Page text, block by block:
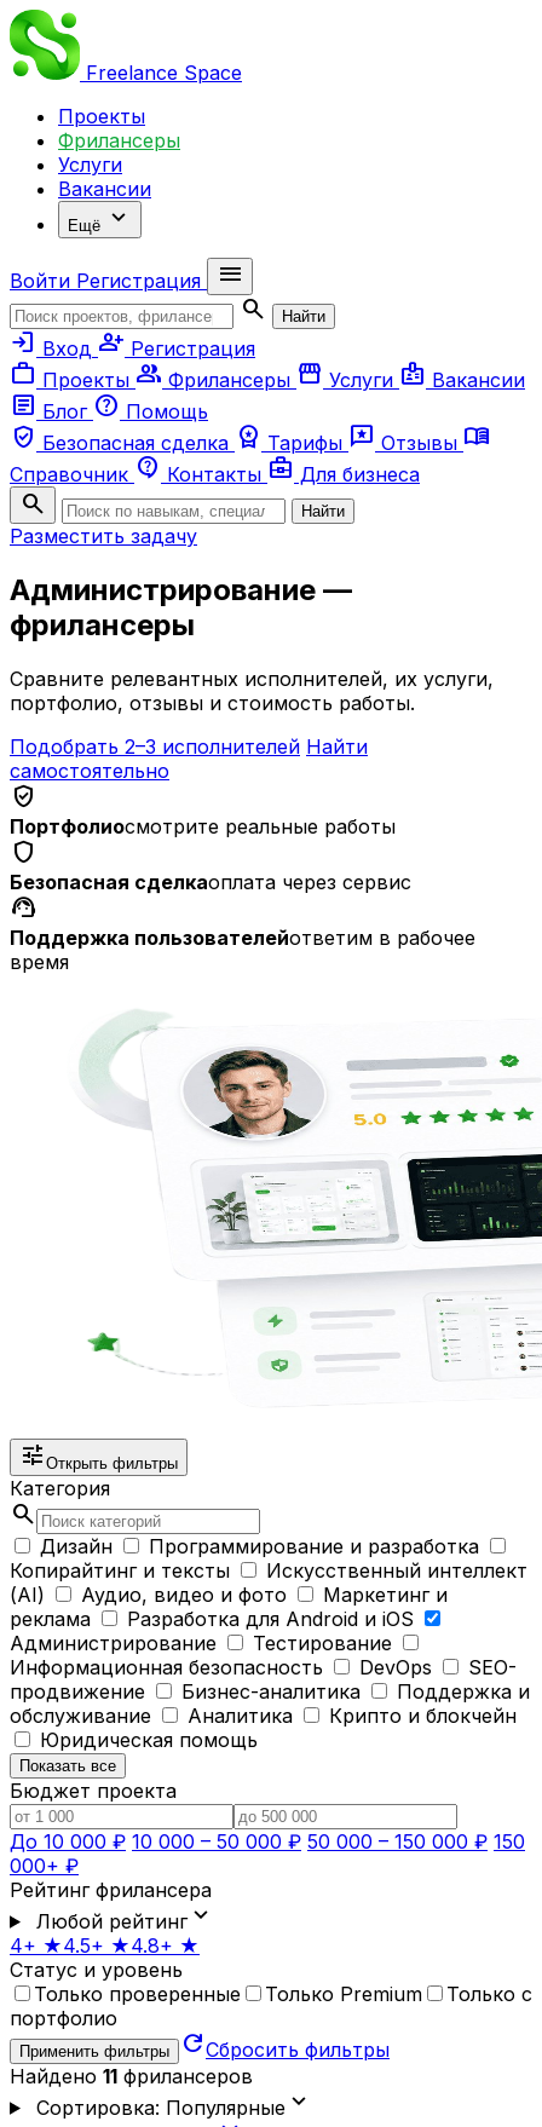
Freelance Space
Проекты
Фрилансеры
Услуги
Вакансии
Ещё expand_more
Войти Регистрация
menu
search
Найти
login Вход person_add Регистрация
work Проекты group Фрилансеры storefront Услуги badge Вакансии
article Блог help Помощь
verified_user Безопасная сделка workspace_premium Тарифы reviews Отзывы menu_book
Справочник contact_support Контакты business_center Для бизнеса
search Найти
Разместить задачу
Администрирование —
фрилансеры
Сравните релевантных исполнителей, их услуги,
портфолио, отзывы и стоимость работы.
Подобрать 2–3 исполнителей Найти
самостоятельно
verified_user
Портфолиосмотрите реальные работы
shield
Безопасная сделкаоплата через сервис
support_agent
Поддержка пользователейответим в рабочее
время
tune Открыть фильтры
Категория
search
Дизайн
Программирование и разработка
Копирайтинг и тексты
Искусственный интеллект
(AI)
Аудио, видео и фото
Маркетинг и
реклама
Разработка для Android и iOS
Администрирование
Тестирование
Информационная безопасность
DevOps
SEO-
продвижение
Бизнес-аналитика
Поддержка и
обслуживание
Аналитика
Крипто и блокчейн
Юридическая помощь
Показать все
Бюджет проекта
До 10 000 ₽ 10 000 – 50 000 ₽ 50 000 – 150 000 ₽ 150
000+ ₽
Рейтинг фрилансера
Любой рейтингexpand_more
4+ ★4.5+ ★4.8+ ★
Статус и уровень
Только проверенные
Только Premium
Только с
портфолио
Применить фильтры refreshСбросить фильтры
Найдено 11 фрилансеров
Сортировка: Популярныеexpand_more